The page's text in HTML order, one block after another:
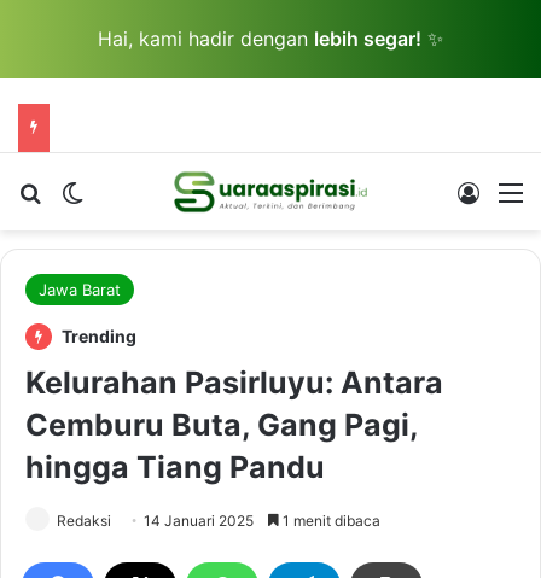
Hai, kami hadir dengan lebih segar! ✨
Cari berita...Switch skin Log In
Jawa Barat
Trending
Kelurahan Pasirluyu: Antara
Cemburu Buta, Gang Pagi,
hingga Tiang Pandu
Redaksi 14 Januari 2025 1 menit dibaca